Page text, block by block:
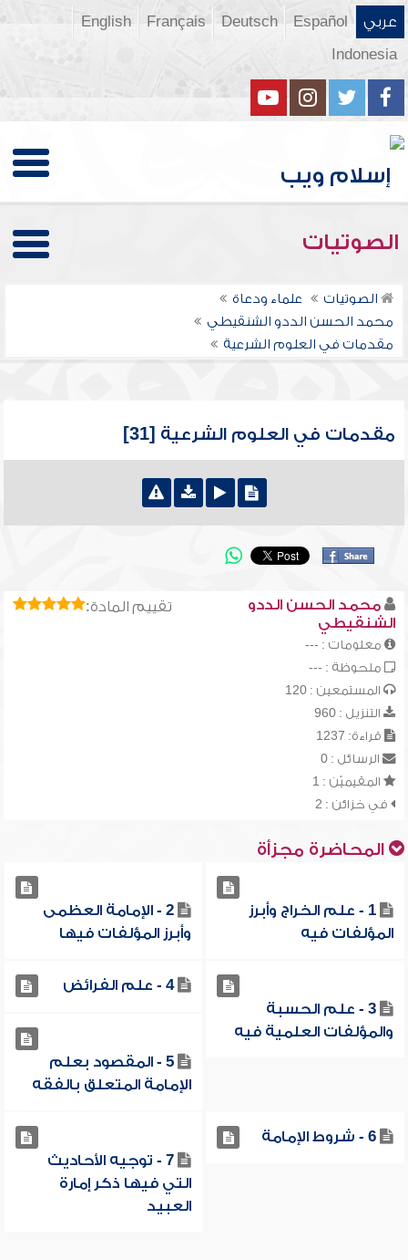
عربي Español
Deutsch
Français
English
Indonesia
الصوتيات
الصوتيات
علماء ودعاة
محمد الحسن الددو الشنقيطي
مقدمات في العلوم الشرعية
مقدمات في العلوم الشرعية [31]
تقييم المادة:
محمد الحسن الددو
الشنقيطي
معلومات : ---
ملحوظة : ---
المستمعين : 120
التنزيل : 960
قراءة: 1237
الرسائل : 0
المقيميّن : 1
في خزائن : 2
المحاضرة مجزأة
1 - علم الخراج وأبرز
المؤلفات فيه
2 - الإمامة العظمى
وأبرز المؤلفات فيها
3 - علم الحسبة
والمؤلفات العلمية فيه
4 - علم الفرائض
5 - المقصود بعلم
الإمامة المتعلق بالفقه
6 - شروط الإمامة
7 - توجيه الأحاديث
التي فيها ذكر إمارة
العبيد